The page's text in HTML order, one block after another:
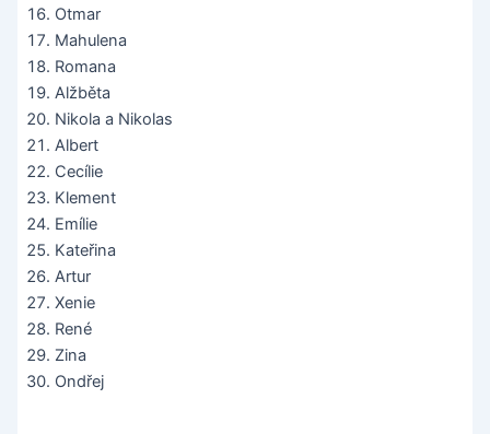
Otmar
Mahulena
Romana
Alžběta
Nikola a Nikolas
Albert
Cecílie
Klement
Emílie
Kateřina
Artur
Xenie
René
Zina
Ondřej